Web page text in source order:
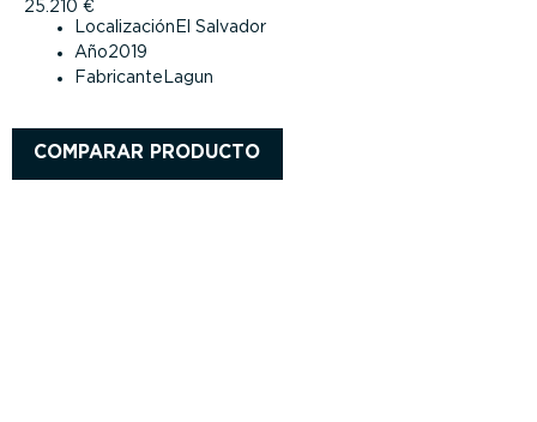
25.210 €
Localización El Salvador
Año2019
Fabricante Lagun
COMPARAR PRODUCTO